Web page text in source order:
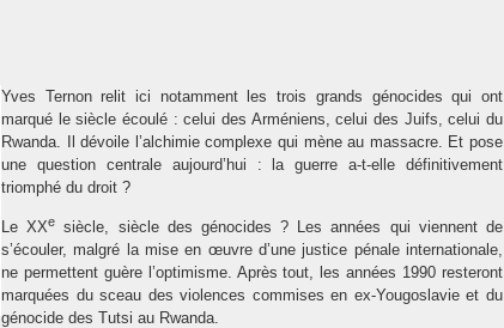
Yves Ternon relit ici notamment les trois grands génocides qui ont
marqué le siècle écoulé : celui des Arméniens, celui des Juifs, celui du
Rwanda. Il dévoile l’alchimie complexe qui mène au massacre. Et pose
une question centrale aujourd’hui : la guerre a-t-elle définitivement
triomphé du droit ?
Le XXe siècle, siècle des génocides ? Les années qui viennent de
s’écouler, malgré la mise en œuvre d’une justice pénale internationale,
ne permettent guère l’optimisme. Après tout, les années 1990 resteront
marquées du sceau des violences commises en ex-Yougoslavie et du
génocide des Tutsi au Rwanda.